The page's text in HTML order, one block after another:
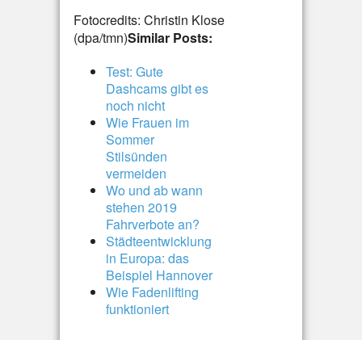
Fotocredits: Christin Klose
(dpa/tmn)Similar Posts:
Test: Gute
Dashcams gibt es
noch nicht
Wie Frauen im
Sommer
Stilsünden
vermeiden
Wo und ab wann
stehen 2019
Fahrverbote an?
Städteentwicklung
in Europa: das
Beispiel Hannover
Wie Fadenlifting
funktioniert